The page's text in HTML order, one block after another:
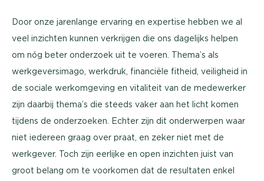
Door onze jarenlange ervaring en expertise hebben we al
veel inzichten kunnen verkrijgen die ons dagelijks helpen
om nóg beter onderzoek uit te voeren. Thema’s als
werkgeversimago, werkdruk, financiële fitheid, veiligheid in
de sociale werkomgeving en vitaliteit van de medewerker
zijn daarbij thema’s die steeds vaker aan het licht komen
tijdens de onderzoeken. Echter zijn dit onderwerpen waar
niet iedereen graag over praat, en zeker niet met de
werkgever. Toch zijn eerlijke en open inzichten juist van
groot belang om te voorkomen dat de resultaten enkel